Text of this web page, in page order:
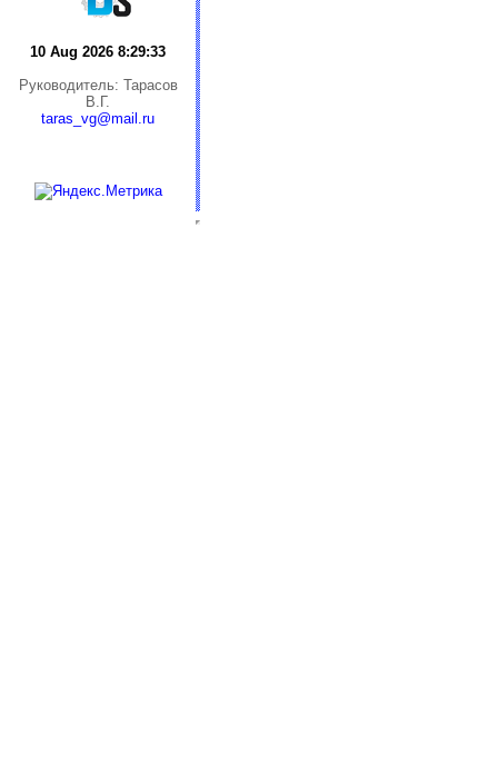
10 Aug 2026 8:29:33
Руководитель: Тарасов
В.Г.
taras_vg@mail.ru